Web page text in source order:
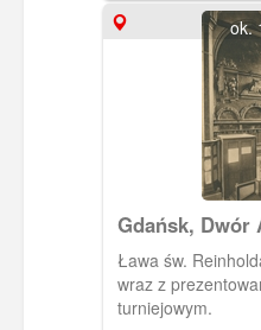
urzędu stanu
ok.
Gdańsk, Dwór
Ława św.
wraz z
turniejowym.